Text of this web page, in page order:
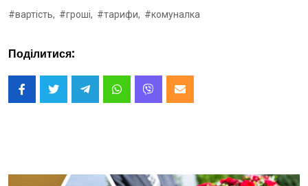
#вартість, #гроші, #тарифи, #комуналка
Поділитися: